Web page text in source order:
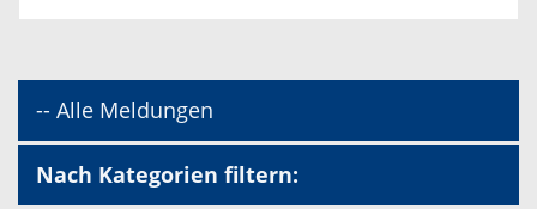
-- Alle Meldungen
Nach Kategorien filtern: